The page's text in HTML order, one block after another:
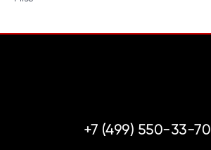
+7 (499) 550-33-70